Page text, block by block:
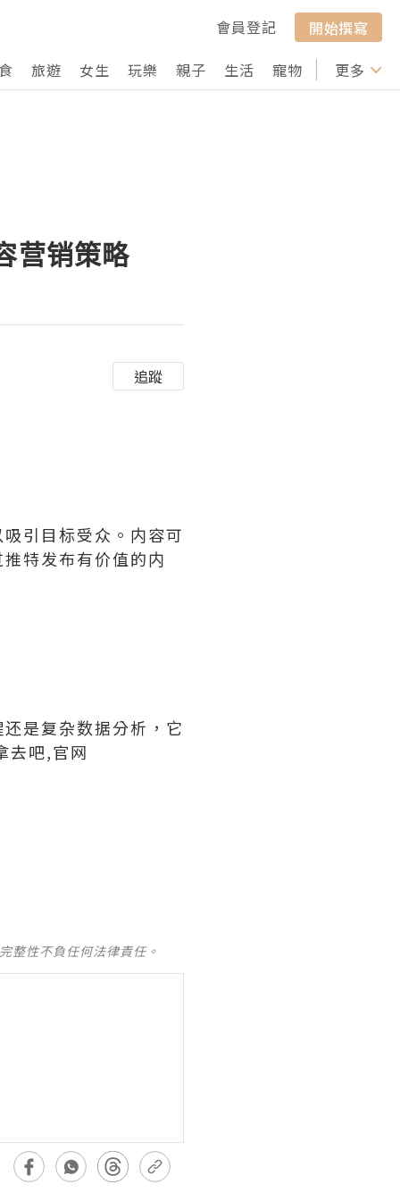
會員登記
開始撰寫
旅遊 女生 玩樂 親子 生活 寵物 行山 打卡
更多
营销策略
追蹤
引目标受众。内容可
特发布有价值的内
是复杂数据分析，它
去吧,官网
整性不負任何法律責任。